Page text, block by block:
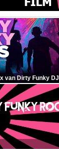
van Dirty Funky DJ